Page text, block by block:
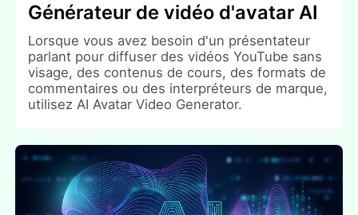
Générateur de vidéo d'avatar AI
Lorsque vous avez besoin d'un présentateur
parlant pour diffuser des vidéos YouTube sans
visage, des contenus de cours, des formats de
commentaires ou des interpréteurs de marque,
utilisez AI Avatar Video Generator.